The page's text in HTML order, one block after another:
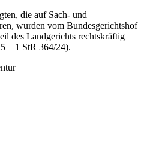
die auf Sach- und
wurden vom Bundesgerichtshof
des Landgerichts rechtskräftig
– 1 StR 364/24).